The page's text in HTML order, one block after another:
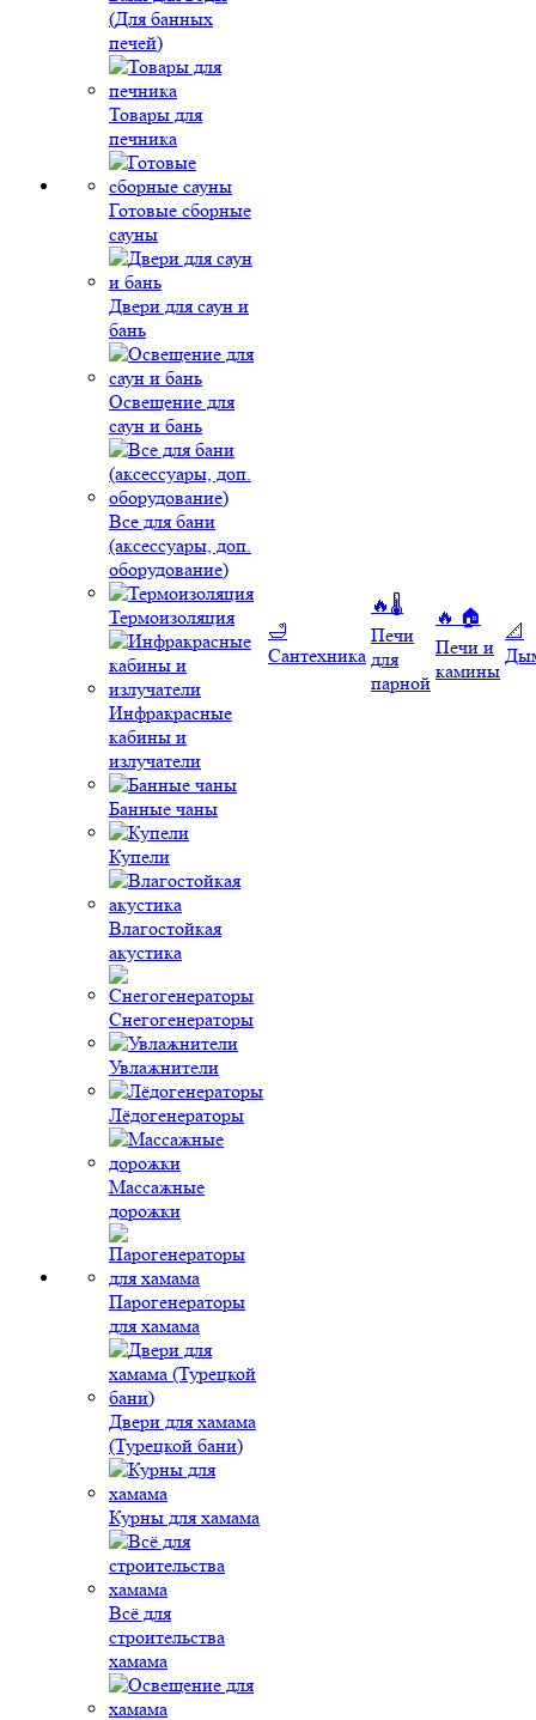
(Для банных
печей)
Товары для
печника
Готовые сборные
сауны
Двери для саун и
бань
Освещение для
саун и бань
Все для бани
(аксессуары, доп.
оборудование)
Термоизоляция
Инфракрасные
кабины и
излучатели
Банные чаны
Купели
Влагостойкая
акустика
Снегогенераторы
Увлажнители
Лёдогенераторы
Массажные
дорожки
Парогенераторы
для хамама
Двери для хамама
(Турецкой бани)
Курны для хамама
Всё для
строительства
хамама
🛁
Сантехника
🔥🌡️
Печи
для
парной
🔥 🏠
Печи и
камины
📐